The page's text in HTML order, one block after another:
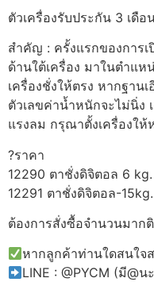
ตัวเครื่องรับประกัน 3 เดือ
สำคัญ : ครั้งแรกของการ
ด้านใต้เครื่อง มาในตำแ
เครื่องชั่งให้ตรง หากฐาน
ตัวเลขค่าน้ำหนักจะไม่นิ่ง
แรงลม กรุณาตั้งเครื่องใ
?ราคา
12290 ตาชั่งดิจิตอล 6
12291 ตาชั่งดิจิตอล-
ต้องการสั่งซื้อจำนวนมาก
หากลูกค้าท่านใดสนใจ
LINE : @PYCM (มี@น